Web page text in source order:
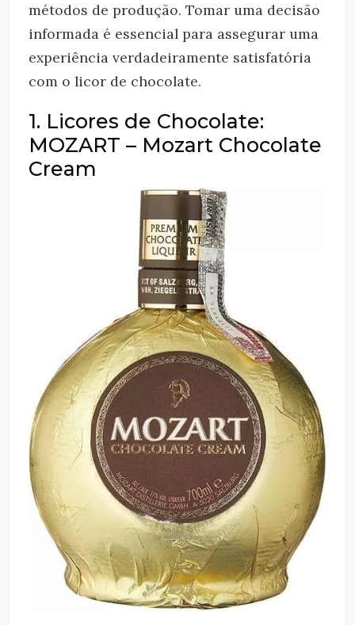
métodos de produção. Tomar uma decisão
informada é essencial para assegurar uma
experiência verdadeiramente satisfatória
com o licor de chocolate.
1. Licores de Chocolate:
MOZART – Mozart Chocolate
Cream